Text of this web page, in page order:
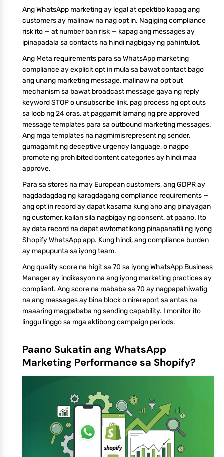
Ang WhatsApp marketing ay legal at epektibo kapag ang
customers ay malinaw na nag opt in. Nagiging compliance
risk ito — at number ban risk — kapag ang messages ay
ipinapadala sa contacts na hindi nagbigay ng pahintulot.
Ang Meta requirements para sa WhatsApp marketing
compliance ay explicit opt in mula sa bawat contact bago
ang unang marketing message, malinaw na opt out
mechanism sa bawat broadcast message gaya ng reply
keyword STOP o unsubscribe link, pag process ng opt outs
sa loob ng 24 oras, at paggamit lamang ng pre approved
message templates para sa outbound marketing messages.
Ang mga templates na nagmimisrepresent ng sender,
gumagamit ng deceptive urgency language, o nagpo
promote ng prohibited content categories ay hindi maa
approve.
Para sa stores na may European customers, ang GDPR ay
nagdadagdag ng karagdagang compliance requirements —
ang opt in record ay dapat kasama kung ano ang pinayagan
ng customer, kailan sila nagbigay ng consent, at paano. Ito
ay data record na dapat awtomatikong pinapanatili ng iyong
Shopify WhatsApp app. Kung hindi, ang compliance burden
ay mapupunta sa iyong team.
Ang quality score na higit sa 70 sa iyong WhatsApp Business
Manager ay indikasyon na ang iyong marketing practices ay
compliant. Ang score na mababa sa 70 ay nagpapahiwatig
na ang messages ay bina block o nirereport sa antas na
maaaring magpababa ng sending capability. I monitor ito
linggu linggo sa mga aktibong campaign periods.
Paano Sukatin ang WhatsApp
Marketing Performance sa Shopify?